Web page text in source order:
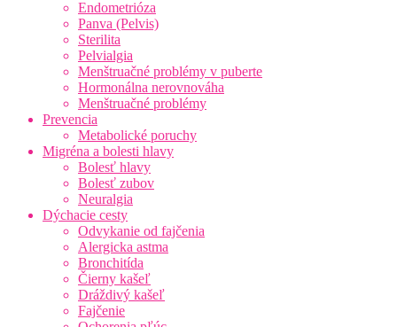
Endometrióza
Panva (Pelvis)
Sterilita
Pelvialgia
Menštruačné problémy v puberte
Hormonálna nerovnováha
Menštruačné problémy
Prevencia
Metabolické poruchy
Migréna a bolesti hlavy
Bolesť hlavy
Bolesť zubov
Neuralgia
Dýchacie cesty
Odvykanie od fajčenia
Alergicka astma
Bronchitída
Čierny kašeľ
Dráždivý kašeľ
Fajčenie